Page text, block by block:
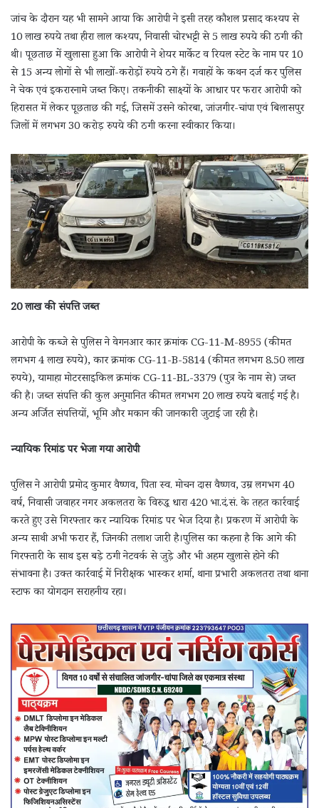
जांच के दौरान यह भी सामने आया कि आरोपी ने इसी तरह कौशल प्रसाद कश्यप से
10 लाख रुपये तथा हीरा लाल कश्यप, निवासी चोरभट्टी से 5 लाख रुपये की ठगी की
थी। पूछताछ में खुलासा हुआ कि आरोपी ने शेयर मार्केट व रियल स्टेट के नाम पर 10
से 15 अन्य लोगों से भी लाखों-करोड़ों रुपये ठगे हैं। गवाहों के कथन दर्ज कर पुलिस
ने चेक एवं इकरारनामे जब्त किए। तकनीकी साक्ष्यों के आधार पर फरार आरोपी को
हिरासत में लेकर पूछताछ की गई, जिसमें उसने कोरबा, जांजगीर-चांपा एवं बिलासपुर
जिलों में लगभग 30 करोड़ रुपये की ठगी करना स्वीकार किया।
20 लाख की संपत्ति जब्त
आरोपी के कब्जे से पुलिस ने वेगनआर कार क्रमांक CG-11-M-8955 (कीमत
लगभग 4 लाख रुपये), कार क्रमांक CG-11-B-5814 (कीमत लगभग 8.50 लाख
रुपये), यामाहा मोटरसाइकिल क्रमांक CG-11-BL-3379 (पुत्र के नाम से) जब्त
की है। जब्त संपत्ति की कुल अनुमानित कीमत लगभग 20 लाख रुपये बताई गई है।
अन्य अर्जित संपत्तियों, भूमि और मकान की जानकारी जुटाई जा रही है।
न्यायिक रिमांड पर भेजा गया आरोपी
पुलिस ने आरोपी प्रमोद कुमार वैष्णव, पिता स्व. मोचन दास वैष्णव, उम्र लगभग 40
वर्ष, निवासी जवाहर नगर अकलतरा के विरुद्ध धारा 420 भा.दं.सं. के तहत कार्रवाई
करते हुए उसे गिरफ्तार कर न्यायिक रिमांड पर भेज दिया है। प्रकरण में आरोपी के
अन्य साथी अभी फरार हैं, जिनकी तलाश जारी है।पुलिस का कहना है कि आगे की
गिरफ्तारी के साथ इस बड़े ठगी नेटवर्क से जुड़े और भी अहम खुलासे होने की
संभावना है। उक्त कार्रवाई में निरीक्षक भास्कर शर्मा, थाना प्रभारी अकलतरा तथा थाना
स्टाफ का योगदान सराहनीय रहा।